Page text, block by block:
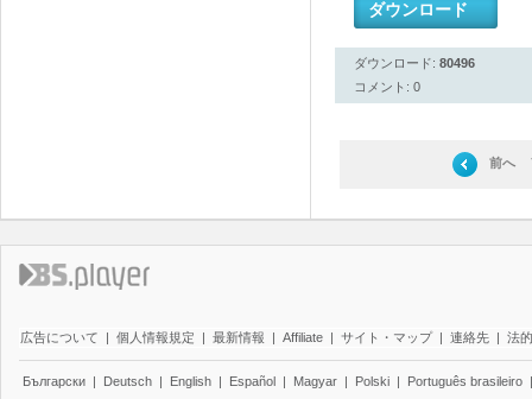
ダウンロード
ダウンロード: 80496
コメント: 0
前へ
広告について | 個人情報規定 | 最新情報 | Affiliate | サイト・マップ | 連絡先 | 法
Български | Deutsch | English | Español | Magyar | Polski | Português brasileiro